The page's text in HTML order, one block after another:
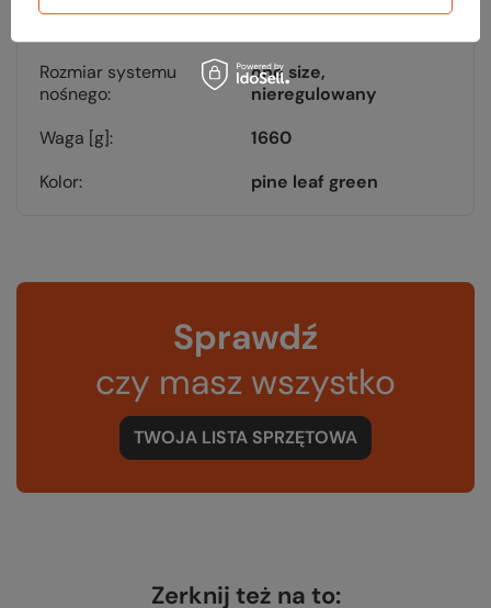
Rozmiar systemu
nośnego
one size,
nieregulowany
Waga [g]
1660
Kolor
pine leaf green
Sprawdź
czy masz wszystko
TWOJA LISTA SPRZĘTOWA
Zerknij też na to: